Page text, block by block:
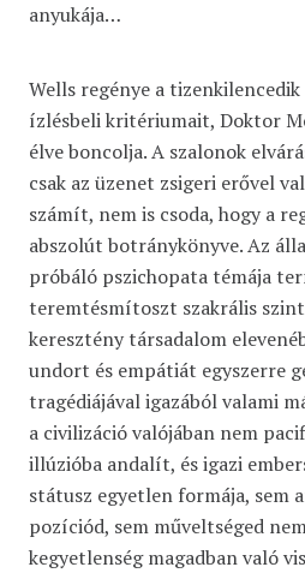
anyukája…
Wells regénye a
ízlésbeli kritériumait, Doktor
élve boncolja. A szalonok
csak az üzenet zsigeri erővel
számít, nem is csoda, hogy a
abszolút botránykönyve. Az
próbáló pszichopata témája
teremtésmítoszt szakrális
keresztény társadalom
undort és empátiát egyszerre
tragédiájával igazából valami
a civilizáció valójában nem
illúzióba andalít, és igazi
státusz egyetlen formája, sem
pozíciód, sem műveltséged
kegyetlenség magadban való